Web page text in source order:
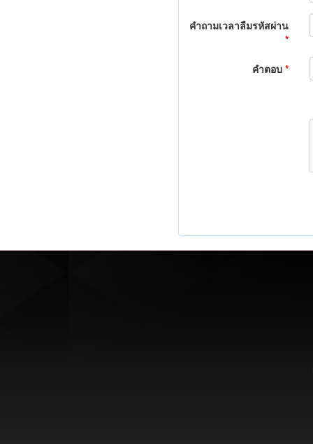
คำถามเวลาลืมรหัสผ่าน
*
คำตอบ *